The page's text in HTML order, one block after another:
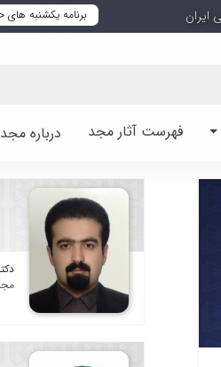
برنامه یکشنبه های
فهرست آثار مجد درباره مجد